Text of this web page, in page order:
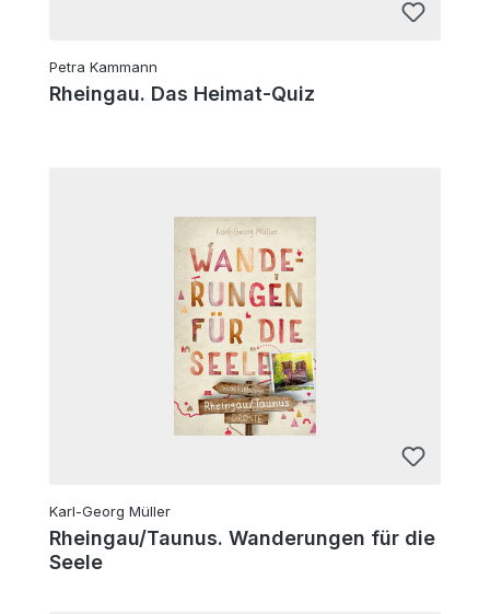
Petra Kammann
Rheingau. Das Heimat-Quiz
Karl-Georg Müller
Rheingau/Taunus. Wanderungen für die
Seele